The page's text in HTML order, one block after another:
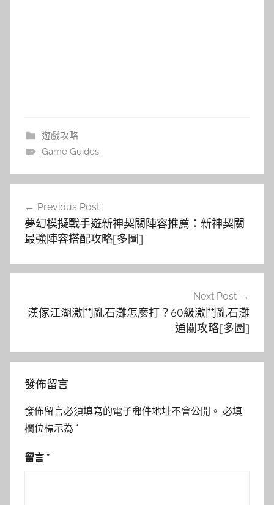
遊戲攻略
Game Guides
導
覽
Previous Post
夢幻模擬戰手遊新神契關陣容推薦：新神契關
最強陣容搭配攻略[多圖]
Next Post
漢傢江湖激鬥亂石灘怎麼打？60級激鬥亂石灘
通關攻略[多圖]
發佈留言
發佈留言必須填寫的電子郵件地址不會公開。 必填
欄位標示為 *
留言 *